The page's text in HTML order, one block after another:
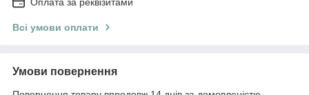
Оплата за реквізитами
Всі умови оплати
Умови повернення